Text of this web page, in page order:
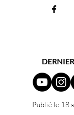
Publié le 18